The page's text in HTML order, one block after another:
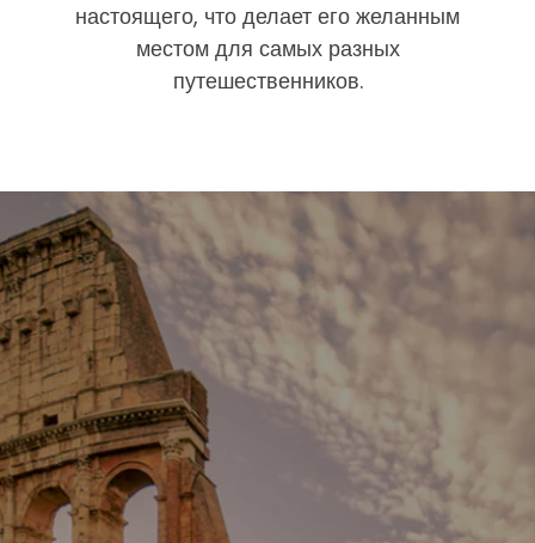
настоящего, что делает его желанным
местом для самых разных
путешественников.